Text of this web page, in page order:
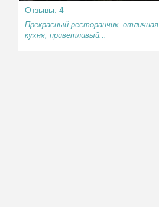
Отзывы: 4
Прекрасный ресторанчик, отличная
кухня, приветливый...